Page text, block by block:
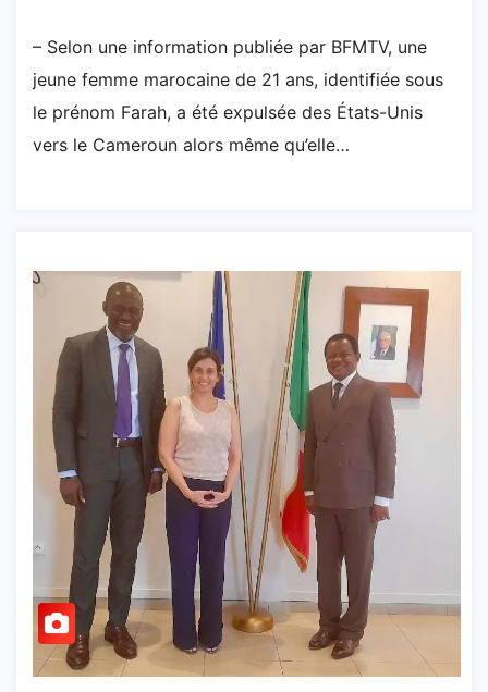
– Selon une information publiée par BFMTV, une
jeune femme marocaine de 21 ans, identifiée sous
le prénom Farah, a été expulsée des États-Unis
vers le Cameroun alors même qu’elle…